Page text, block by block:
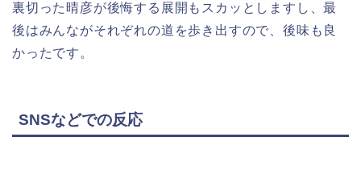
裏切った晴彦が後悔する展開もスカッとしますし、最
後はみんながそれぞれの道を歩き出すので、後味も良
かったです。
SNSなどでの反応